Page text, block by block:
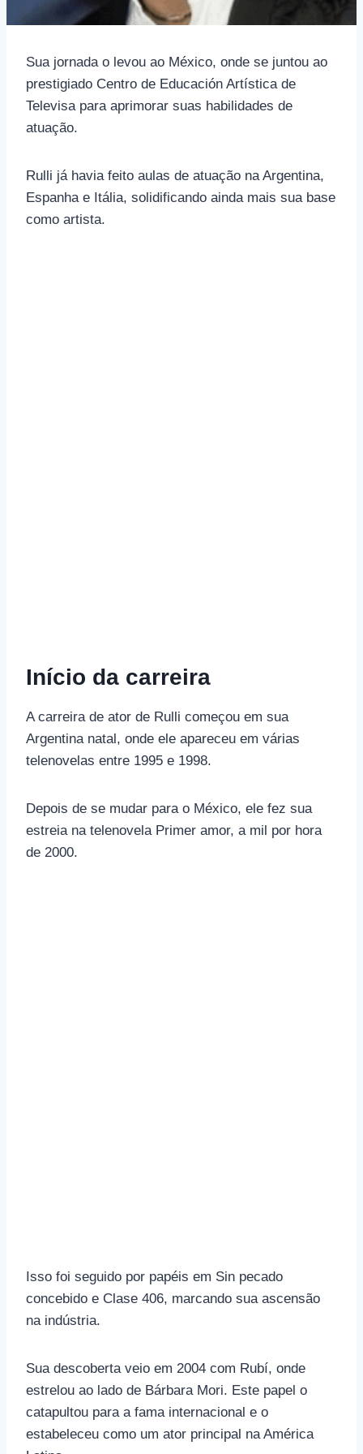
Sua jornada o levou ao México, onde se juntou ao
prestigiado Centro de Educación Artística de
Televisa para aprimorar suas habilidades de
atuação.
Rulli já havia feito aulas de atuação na Argentina,
Espanha e Itália, solidificando ainda mais sua base
como artista.
Início da carreira
A carreira de ator de Rulli começou em sua
Argentina natal, onde ele apareceu em várias
telenovelas entre 1995 e 1998.
Depois de se mudar para o México, ele fez sua
estreia na telenovela Primer amor, a mil por hora
de 2000.
Isso foi seguido por papéis em Sin pecado
concebido e Clase 406, marcando sua ascensão
na indústria.
Sua descoberta veio em 2004 com Rubí, onde
estrelou ao lado de Bárbara Mori. Este papel o
catapultou para a fama internacional e o
estabeleceu como um ator principal na América